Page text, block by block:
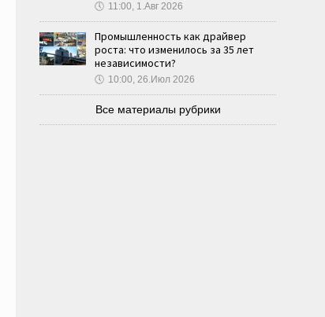
🕔 11:00, 1.Авг 2026
Промышленность как драйвер
роста: что изменилось за 35 лет
независимости?
🕔 10:00, 26.Июл 2026
Все материалы рубрики